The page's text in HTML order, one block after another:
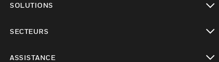
SOLUTIONS
SECTEURS
ASSISTANCE